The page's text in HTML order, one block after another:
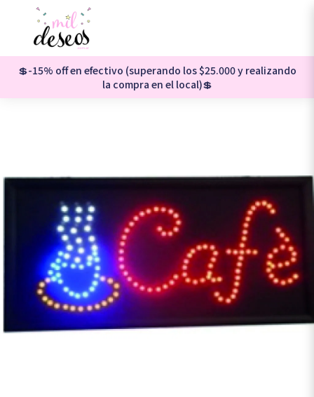
💲-15% off en efectivo (superando los $25.000 y realizando
la compra en el local)💲